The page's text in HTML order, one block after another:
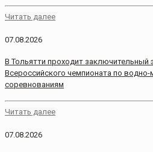
Читать далее
07.08.2026
В Тольятти проходит заключительный
Всероссийского чемпионата по
соревнованиям
Читать далее
07.08.2026